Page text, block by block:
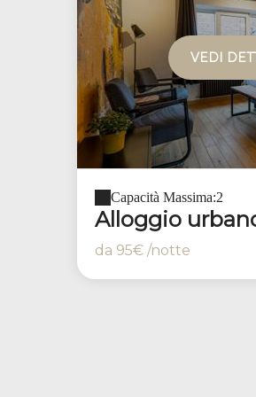
VEDI
Capacità Massima:2
Alloggio
da 95€ /notte